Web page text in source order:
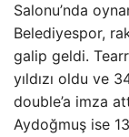
Salonu’nda
Belediyespor,
galip geldi.
yıldızı oldu ve
double’a imza
Aydoğmuş ise